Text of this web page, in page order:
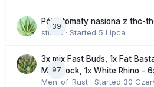
39
Półautomaty nasiona z thc-
stix33 · Started 5 Lipca
97
3x mix Fast Buds, 1x Fat
Moonrock, 1x White Rhino -
Men_of_Rust · Started 30